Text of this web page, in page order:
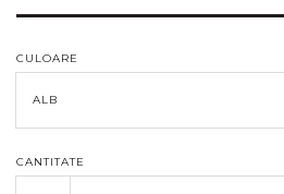
CULOARE
CANTITATE